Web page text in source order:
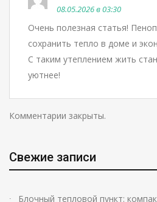
08.05.2026 в 03:30
Очень полезная статья!
сохранить тепло в доме и
С таким утеплением жить
уютнее!
Комментарии закрыты.
Свежие записи
Блочный тепловой пункт: